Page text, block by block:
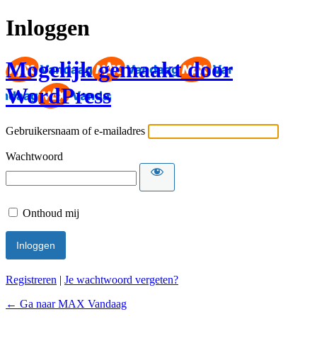
Inloggen
Mogelijk gemaakt door
WordPress
Gebruikersnaam of e-mailadres
Wachtwoord
Onthoud mij
Registreren | Je wachtwoord vergeten?
← Ga naar MAX Vandaag